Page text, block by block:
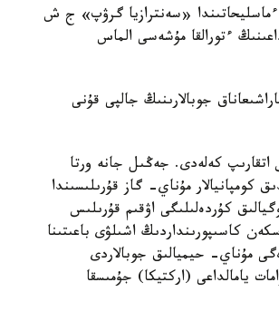
ءماسليحاتىندا «سەنترازيا گرۋپ» ج ش
ءتورالقا مۇشەسى الماس
جوبالارىنىڭ جالپى قۇنى
سالاسىندا 70 مىڭ ادام جۇمىس اتقارىپ كەلەدى. ​​​​​​​​​​​جەڭىل جانە ورتا
كومپانيالار مۇناي- گاز قۇرىلىسىندا
كۇردەلىلىگى اۋقىم قۇرىلىس
كاسىپورىنداردىڭ اشىلۋى باعىتىنا
مۇناي- حيميالىق جوبالاردى
بۇگىنگى تاڭدا 1500 قازاقستاندىق ازامات يامالداعى (اركتيكا) جۇمىسقا